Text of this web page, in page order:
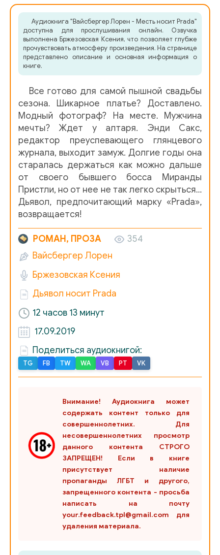
03
04
05-01
06-02
07-01
07-02
08-01
08-02
09
10
11
12-01
12-02
13
14-01
14-02
15
16
17-03
18-01
19-01
19-02
Аудиокнига "Вайсбергер Лорен - Месть носит Prada"
доступна для прослушивания онлайн. Озвучка
выполнена Бржезовская Ксения, что позволяет глубже
прочувствовать атмосферу произведения. На странице
представлено описание и основная информация о
книге.
Все готово для самой пышной свадьбы
сезона. Шикарное платье? Доставлено.
Модный фотограф? На месте. Мужчина
мечты? Ждет у алтаря. Энди Сакс,
редактор преуспевающего глянцевого
журнала, выходит замуж. Долгие годы она
старалась держаться как можно дальше
от своего бывшего босса Миранды
Пристли, но от нее не так легко скрыться…
Дьявол, предпочитающий марку «Prada»,
возвращается!
РОМАН, ПРОЗА
354
Вайсбергер Лорен
Бржезовская Ксения
Дьявол носит Prada
12 часов 13 минут
17.09.2019
Поделиться аудиокнигой:
TG FB TW WA VB PT VK
Внимание! Аудиокнига может
содержать контент только для
совершеннолетних. Для
несовершеннолетних просмотр
данного контента СТРОГО
ЗАПРЕЩЕН! Если в книге
присутствует наличие
пропаганды ЛГБТ и другого,
запрещенного контента - просьба
написать на почту
your.feedback.tpl@gmail.com для
удаления материала.